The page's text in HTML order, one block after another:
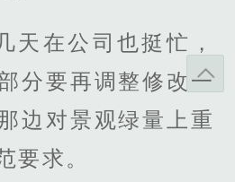
天在公司也挺忙，
分要再调整修改一
边对景观绿量上重
要求。